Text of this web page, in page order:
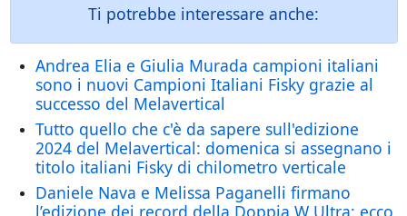
Ti potrebbe interessare anche:
Andrea Elia e Giulia Murada campioni italiani
sono i nuovi Campioni Italiani Fisky grazie al
successo del Melavertical
Tutto quello che c'è da sapere sull'edizione
2024 del Melavertical: domenica si assegnano i
titolo italiani Fisky di chilometro verticale
Daniele Nava e Melissa Paganelli firmano